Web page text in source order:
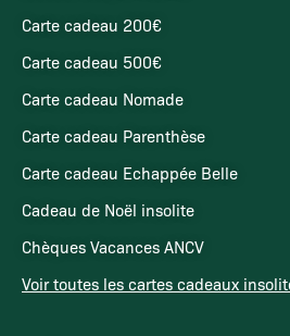
Carte cadeau 200€
Carte cadeau 500€
Carte cadeau Nomade
Carte cadeau Parenthèse
Carte cadeau Echappée Belle
Cadeau de Noël insolite
Chèques Vacances ANCV
Voir toutes les cartes cadeaux